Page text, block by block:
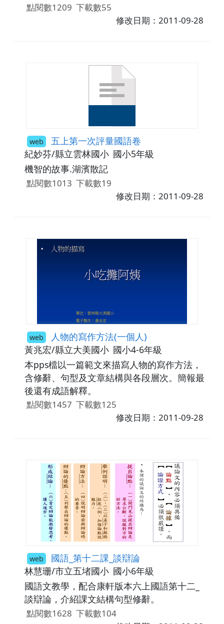
點閱數1209 下載數55
修改日期：2011-09-28
web 五上第一次評量國語卷
紀妙芬/縣立雲林國小 國小5年級
機智的故事.湖濱散記
點閱數1013 下載數19
修改日期：2011-09-28
web 人物的寫作方法(一個人)
黃兆宏/縣立大美國小 國小4-6年級
本pps檔以一篇範文來描寫人物的寫作方法，
含修辭、句型及文章結構與各段層次。簡報最
後還有成語解釋。
點閱數1457 下載數125
修改日期：2011-09-28
web 國語_第十二課_談辯論
林慧珊/市立五堵國小 國小6年級
國語文教學，配合康軒版本六上國語第十二_
談辯論，介紹課文結構句型修辭。
點閱數1628 下載數104